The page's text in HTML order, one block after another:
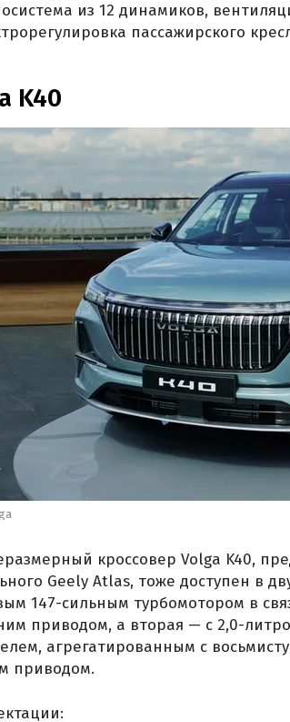
из 12 динамиков,
пассажирского
K40
кроссовер Volga K40,
Geely Atlas, тоже доступен в
147-сильным турбомотором в
приводом, а вторая — с 2,0-
агрегатированным с
приводом.